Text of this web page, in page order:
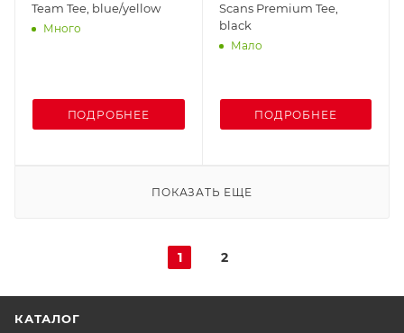
Team Tee, blue/yellow
Много
ПОДРОБНЕЕ
Scans Premium Tee,
black
Мало
ПОДРОБНЕЕ
ПОКАЗАТЬ ЕЩЕ
1 2
КАТАЛОГ